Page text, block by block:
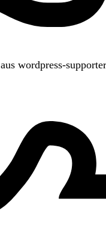
aus wordpress-